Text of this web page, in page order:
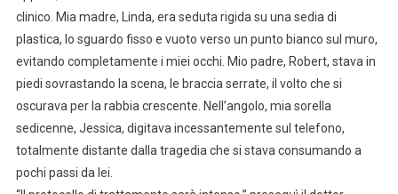
clinico. Mia madre, Linda, era seduta rigida su una sedia di
plastica, lo sguardo fisso e vuoto verso un punto bianco sul muro,
evitando completamente i miei occhi. Mio padre, Robert, stava in
piedi sovrastando la scena, le braccia serrate, il volto che si
oscurava per la rabbia crescente. Nell’angolo, mia sorella
sedicenne, Jessica, digitava incessantemente sul telefono,
totalmente distante dalla tragedia che si stava consumando a
pochi passi da lei.